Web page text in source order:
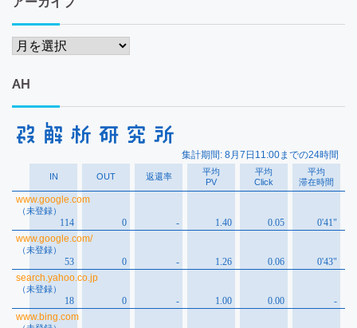
ア
カ
イ
AH